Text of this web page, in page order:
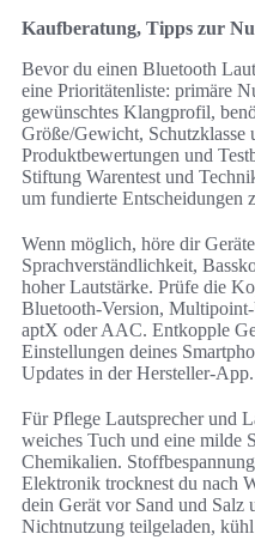
Kaufberatung, Tipps zur
Bevor du einen Bluetooth
eine Prioritätenliste: primäre
gewünschtes Klangprofil,
Größe/Gewicht, Schutzklasse
Produktbewertungen und
Stiftung Warentest und
um fundierte Entscheidungen
Wenn möglich, höre dir
Sprachverständlichkeit,
hoher Lautstärke. Prüfe die
Bluetooth-Version,
aptX oder AAC. Entkopple
Einstellungen deines
Updates in der Hersteller-App.
Für Pflege Lautsprecher und
weiches Tuch und eine milde
Chemikalien.
Elektronik trocknest du nach
dein Gerät vor Sand und Salz
Nichtnutzung teilgeladen,